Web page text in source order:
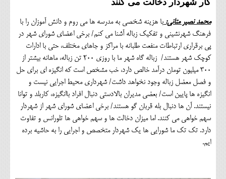
محیط زیست و گردشگری
فرهنگی و هنری
اقتصادی
سیاسی
خانه
محمد نصیر متانی: با هزینه شخصی به مدرسه ها می روم و دانش آموزان را با
فرهنگ شهرنشینی و تفکیک زباله آشنا می کنم/ برخی اعضای شورای شهر در
پی برقراری ارتباطات منفعت طلبانه با مراکز و جاهای مختلف، حتی با ادارات
کوچک شهر هستند/ زباله گاه شهر ما با روزی 200 تن زباله، ماهانه بیشتر از
300 میلیون تومان درآمد خالص دارد، خب مشخص است که انگیزه ای برای حل
و فصل معضل زباله وجود نخواهد داشت/ شهرداری محیط اجرایی نیست و
انگیزه ها پایین است/ بعضی مدیران بالادستی دنبال افراد باانگیزه، کاربلد و توانا
نیستند. آن ها دنبال بله قربان گو هستند/ برخی اعضای شورای شهر از شهردار
سهم خواهی می کنند. اما میزان دخالت ها و سهم خواهی ها تلورانس و تفاوت
دارد. تک تک ما شورایی ها یک شهردار متخصص و اجرایی را به حاشیه برده
ایم.